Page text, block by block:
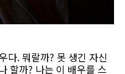
다. 뭐랄까? 못 생긴 자신
할까? 나는 이 배우를 스